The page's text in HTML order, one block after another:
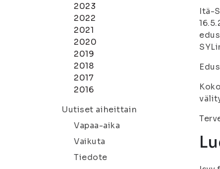
2023
2022
2021
2020
2019
2018
2017
2016
Uutiset aiheittain
Vapaa-aika
Vaikuta
Tiedote
Itä-